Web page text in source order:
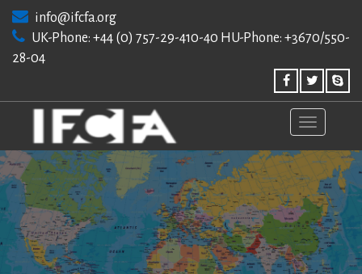
content
info@ifcfa.org
UK-Phone: +44 (0) 757-29-410-40 HU-Phone: +3670/550-
28-04